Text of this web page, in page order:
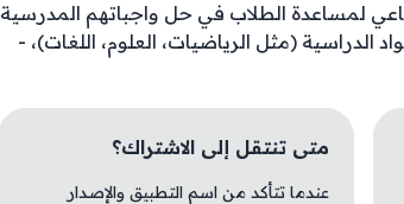
لمساعدة الطلاب في حل واجباتهم المدرسية
(مثل الرياضيات، العلوم، اللغات)، -
متى تنتقل إلى الاشتراك؟
عندما تتأكد من اسم التطبيق والإصدار